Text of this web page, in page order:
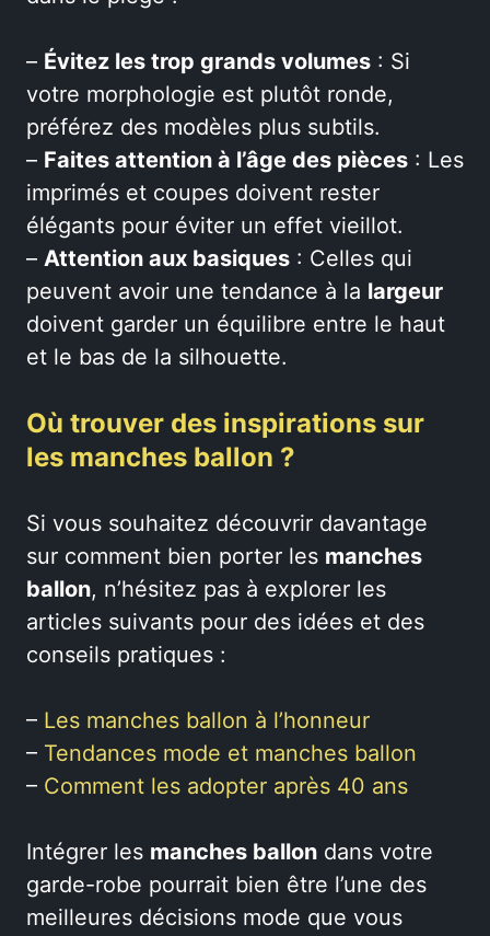
– Évitez les trop grands volumes : Si
votre morphologie est plutôt ronde,
préférez des modèles plus subtils.
– Faites attention à l’âge des pièces : Les
imprimés et coupes doivent rester
élégants pour éviter un effet vieillot.
– Attention aux basiques : Celles qui
peuvent avoir une tendance à la largeur
doivent garder un équilibre entre le haut
et le bas de la silhouette.
Où trouver des inspirations sur
les manches ballon ?
Si vous souhaitez découvrir davantage
sur comment bien porter les manches
ballon, n’hésitez pas à explorer les
articles suivants pour des idées et des
conseils pratiques :
– Les manches ballon à l’honneur
– Tendances mode et manches ballon
– Comment les adopter après 40 ans
Intégrer les manches ballon dans votre
garde-robe pourrait bien être l’une des
meilleures décisions mode que vous